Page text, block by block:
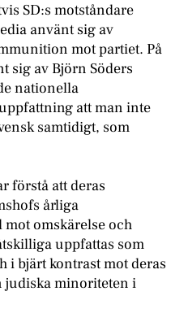
SD:s motståndare
använt sig av
mot partiet. På
sig av Björn Söders
nationella
att man inte
samtidigt, som
förstå att deras
årliga
omskärelse och
uppfattas som
i bjärt kontrast mot deras
judiska minoriteten i